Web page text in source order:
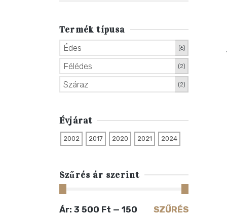
Termék típusa
Édes (6)
Félédes (2)
Száraz (2)
Évjárat
2002 2017 2020 2021 2024
Szűrés ár szerint
Min
Max
SZŰRÉS
Ár: 3 500 Ft — 150